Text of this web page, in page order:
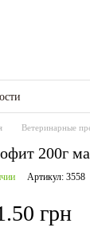
Ветеринарные
200г
Артикул: 3558
грн